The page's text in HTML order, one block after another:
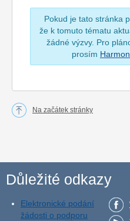
Pokud je tato stránka
že k tomuto tématu
žádné výzvy. Pro
prosím
Na začátek stránky
Důležité odkazy
Elektronické podání
žádosti o podporu